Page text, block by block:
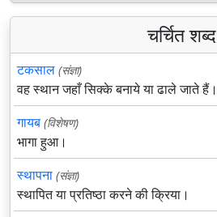
चर्चित शब्द
टकसाल (संज्ञा)
वह स्थान जहाँ सिक्के बनाये या ढाले जाते हैं।
गायब (विशेषण)
भागा हुआ।
स्थापना (संज्ञा)
स्थापित या प्रतिष्ठा करने की क्रिया।